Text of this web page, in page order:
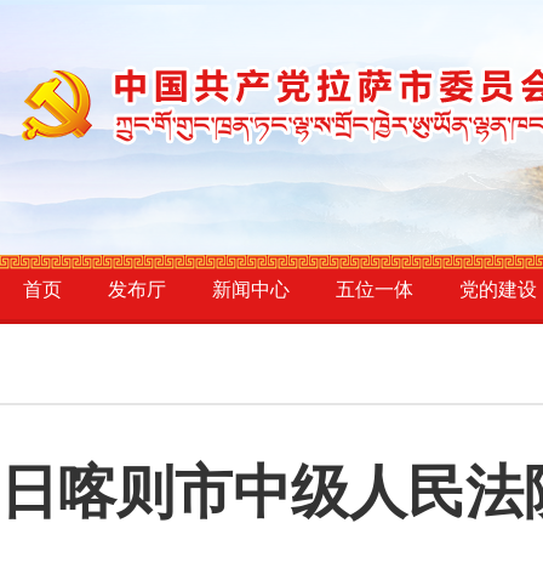
首页 发布厅 新闻中心 五位一体 党的建设
日喀则市中级人民